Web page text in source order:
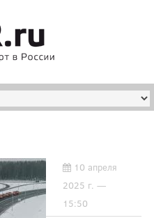
10 апреля
2025 г. —
15:50